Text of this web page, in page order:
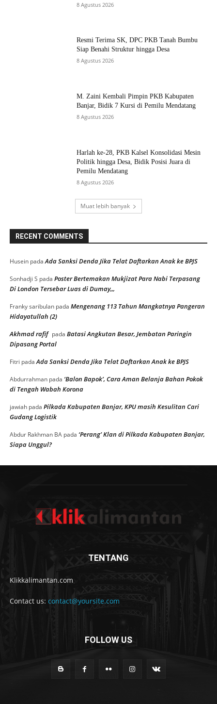
8 Agustus 2026
Resmi Terima SK, DPC PKB Tanah Bumbu
Siap Benahi Struktur hingga Desa
8 Agustus 2026
M. Zaini Kembali Pimpin PKB Kabupaten
Banjar, Bidik 7 Kursi di Pemilu Mendatang
8 Agustus 2026
Harlah ke-28, PKB Kalsel Konsolidasi Mesin
Politik hingga Desa, Bidik Posisi Juara di
Pemilu Mendatang
8 Agustus 2026
Muat lebih banyak
RECENT COMMENTS
Husein padaAda Sanksi Denda Jika Telat Daftarkan Anak ke BPJS
Sonhadji S pada Poster Bertemakan Mukjizat Para Nabi Terpasang
Di London Tersebar Luas di Dumay,,,
Franky saribulan pada Mengenang 113 Tahun Mangkatnya Pangeran
Hidayatullah (2)
Akhmad rafif pada Batasi Angkutan Besar, Jembatan Paringin
Dipasang Portal
Fitri padaAda Sanksi Denda Jika Telat Daftarkan Anak ke BPJS
Abdurrahman pada ‘Balon Bapok’, Cara Aman Belanja Bahan Pokok
di Tengah Wabah Korona
jawiah pada Pilkada Kabupaten Banjar, KPU masih Kesulitan Cari
Gudang Logistik
Abdur Rakhman BA pada ‘Perang’ Klan di Pilkada Kabupaten Banjar,
Siapa Unggul?
TENTANG
Klikkalimantan.com
Contact us: contact@yoursite.com
FOLLOW US